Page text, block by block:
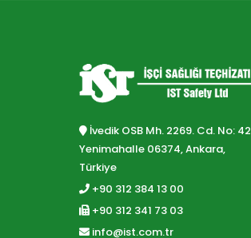
İvedik OSB Mh. 2269. Cd. No: 42
Yenimahalle 06374, Ankara,
Türkiye
+90 312 384 13 00
+90 312 341 73 03
info@ist.com.tr